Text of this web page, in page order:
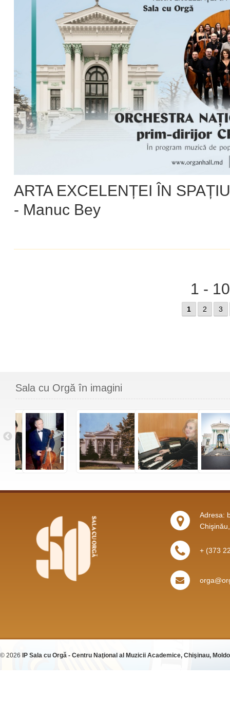
ARTA EXCELENȚEI ÎN
- Manuc Bey
1 -
1 2 3
Sala cu Orgă în imagini
Adresa:
+ (373
© 2026 IP Sala cu Orgă - Centru Naţional al Muzicii Academice, Chişinau,